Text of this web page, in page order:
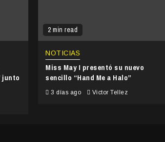
junto
2 min read
NOTICIAS
Miss May I presentó su nuevo
sencillo “Hand Me a Halo”
3 días ago Victor Tellez